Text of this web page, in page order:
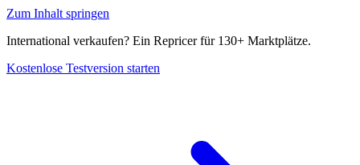
Zum Inhalt springen
International verkaufen? Ein Repricer für 130+ Marktplätze.
Kostenlose Testversion starten